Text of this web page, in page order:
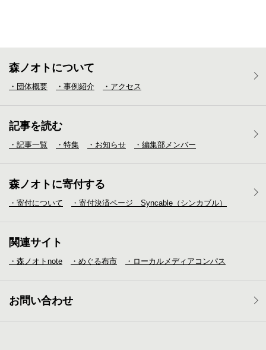
森ノオトについて
・団体概要 ・事例紹介 ・アクセス
記事を読む
・記事一覧 ・特集 ・お知らせ ・編集部メンバー
森ノオトに寄付する
・寄付について ・寄付決済ページ Syncable（シンカブル）
関連サイト
・森ノオトnote ・めぐる布市 ・ローカルメディア コンパス
お問い合わせ